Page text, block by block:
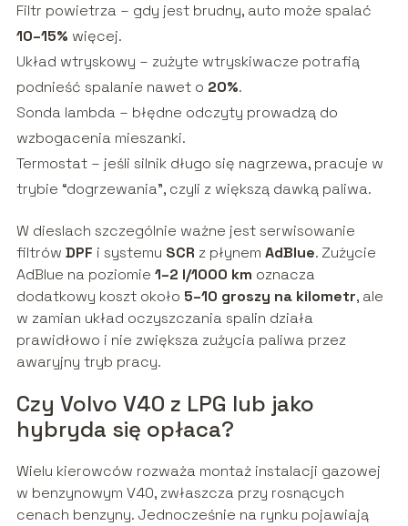
Filtr powietrza – gdy jest brudny, auto może spalać
10–15% więcej.
Układ wtryskowy – zużyte wtryskiwacze potrafią
podnieść spalanie nawet o 20%.
Sonda lambda – błędne odczyty prowadzą do
wzbogacenia mieszanki.
Termostat – jeśli silnik długo się nagrzewa, pracuje w
trybie “dogrzewania”, czyli z większą dawką paliwa.
W dieslach szczególnie ważne jest serwisowanie
filtrów DPF i systemu SCR z płynem AdBlue. Zużycie
AdBlue na poziomie 1–2 l/1000 km oznacza
dodatkowy koszt około 5–10 groszy na kilometr, ale
w zamian układ oczyszczania spalin działa
prawidłowo i nie zwiększa zużycia paliwa przez
awaryjny tryb pracy.
Czy Volvo V40 z LPG lub jako
hybryda się opłaca?
Wielu kierowców rozważa montaż instalacji gazowej
w benzynowym V40, zwłaszcza przy rosnących
cenach benzyny. Jednocześnie na rynku pojawiają